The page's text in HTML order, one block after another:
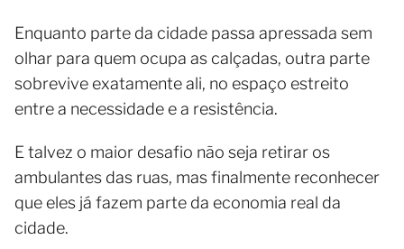
Enquanto parte da cidade passa apressada sem
olhar para quem ocupa as calçadas, outra parte
sobrevive exatamente ali, no espaço estreito
entre a necessidade e a resistência.
E talvez o maior desafio não seja retirar os
ambulantes das ruas, mas finalmente reconhecer
que eles já fazem parte da economia real da
cidade.